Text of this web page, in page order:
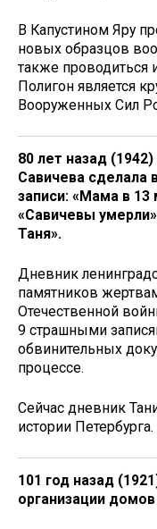
В Капустином Яру
новых образцов
также проводиться
Полигон является
Вооруженных Сил
80 лет назад
Савичева сделала
записи: «Мама в 13
«Савичевы
Таня».
Дневник
памятников
Отечественной
9 страшными
обвинитель­ных
процессе.
Сейчас дневник
истории Петербурга.
101 год назад
организации